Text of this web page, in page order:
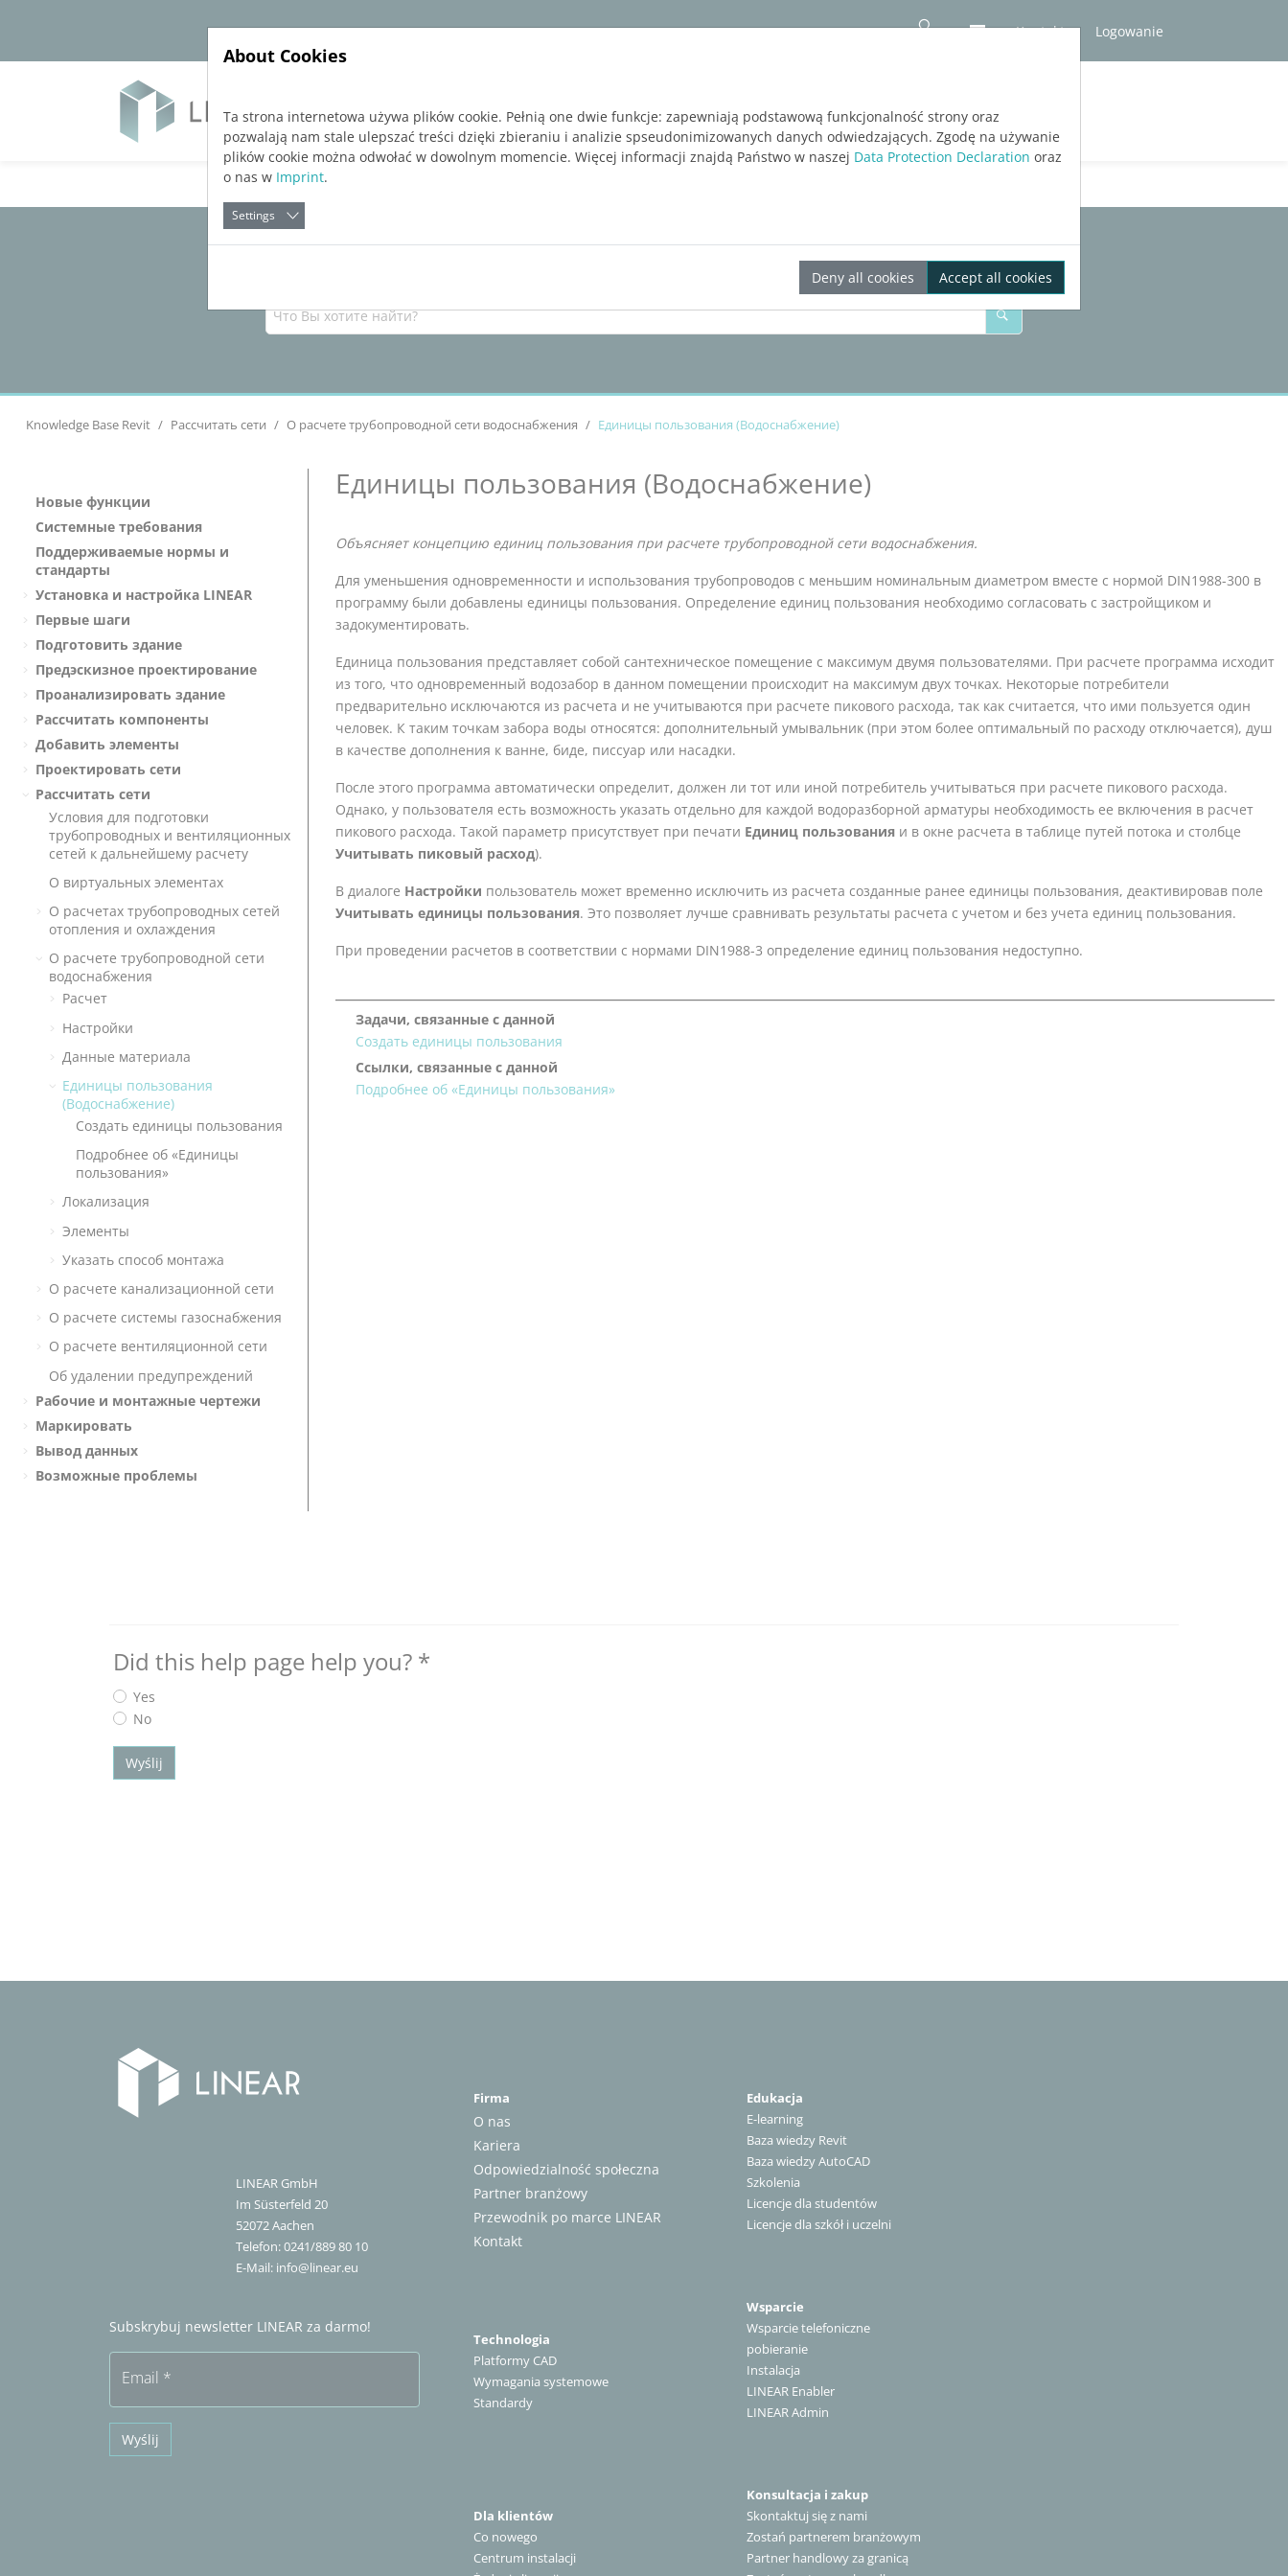
Kontakt
Logowanie
Software Services Blog BEZPŁATNA WERSJA PRÓBNA
Knowledge Base Revit Рассчитать сети О расчете трубопроводной сети водоснабжения Единицы пользования (Водоснабжение)
Новые функции
Системные требования
Поддерживаемые нормы и
стандарты
Установка и настройка LINEAR
Первые шаги
Подготовить здание
Предэскизное проектирование
Проанализировать здание
Рассчитать компоненты
Добавить элементы
Проектировать сети
Рассчитать сети
Условия для подготовки
трубопроводных и вентиляционных
сетей к дальнейшему расчету
О виртуальных элементах
О расчетах трубопроводных сетей
отопления и охлаждения
О расчете трубопроводной сети
водоснабжения
Расчет
Настройки
Данные материала
Единицы пользования
(Водоснабжение)
Создать единицы пользования
Подробнее об «Единицы
пользования»
Локализация
Элементы
Указать способ монтажа
О расчете канализационной сети
О расчете системы газоснабжения
О расчете вентиляционной сети
Об удалении предупреждений
Рабочие и монтажные чертежи
Маркировать
Вывод данных
Возможные проблемы
Единицы пользования (Водоснабжение)
Объясняет концепцию единиц пользования при расчете трубопроводной сети водоснабжения.
Для уменьшения одновременности и использования трубопроводов с меньшим номинальным диаметром вместе с нормой DIN1988-300 в
программу были добавлены единицы пользования. Определение единиц пользования необходимо согласовать с застройщиком и
задокументировать.
Единица пользования представляет собой сантехническое помещение с максимум двумя пользователями. При расчете программа исходит
из того, что одновременный водозабор в данном помещении происходит на максимум двух точках. Некоторые потребители
предварительно исключаются из расчета и не учитываются при расчете пикового расхода, так как считается, что ими пользуется один
человек. К таким точкам забора воды относятся: дополнительный умывальник (при этом более оптимальный по расходу отключается), душ
в качестве дополнения к ванне, биде, писсуар или насадки.
После этого программа автоматически определит, должен ли тот или иной потребитель учитываться при расчете пикового расхода.
Однако, у пользователя есть возможность указать отдельно для каждой водоразборной арматуры необходимость ее включения в расчет
пикового расхода. Такой параметр присутствует при печати Единиц пользования и в окне расчета в таблице путей потока и столбце
Учитывать пиковый расход).
В диалоге Настройки пользователь может временно исключить из расчета созданные ранее единицы пользования, деактивировав поле
Учитывать единицы пользования. Это позволяет лучше сравнивать результаты расчета с учетом и без учета единиц пользования.
При проведении расчетов в соответствии с нормами DIN1988-3 определение единиц пользования недоступно.
Задачи, связанные с данной
Создать единицы пользования
Ссылки, связанные с данной
Подробнее об «Единицы пользования»
Did this help page help you? *
Yes
No
Wyślij
LINEAR GmbH
Im Süsterfeld 20
52072Aachen
Telefon:0241/889 80 10
E-Mail: info@linear.eu
Subskrybuj newsletter LINEAR za darmo!
Email *
Wyślij
Firma
O nas
Kariera
Odpowiedzialność społeczna
Partner branżowy
Przewodnik po marce LINEAR
Kontakt
Technologia
Platformy CAD
Wymagania systemowe
Standardy
Dla klientów
Co nowego
Centrum instalacji
Edukacja
E-learning
Baza wiedzy Revit
Baza wiedzy AutoCAD
Szkolenia
Licencje dla studentów
Licencje dla szkół i uczelni
Wsparcie
Wsparcie telefoniczne
pobieranie
Instalacja
LINEAR Enabler
LINEAR Admin
Konsultacja i zakup
Skontaktuj się z nami
Zostań partnerem branżowym
Partner handlowy za granicą
About Cookies
Ta strona internetowa używa plików cookie. Pełnią one dwie funkcje: zapewniają podstawową funkcjonalność strony oraz
pozwalają nam stale ulepszać treści dzięki zbieraniu i analizie spseudonimizowanych danych odwiedzających. Zgodę na używanie
plików cookie można odwołać w dowolnym momencie. Więcej informacji znajdą Państwo w naszej Data Protection Declaration oraz
o nas w Imprint.
Settings
Deny all cookies Accept all cookies